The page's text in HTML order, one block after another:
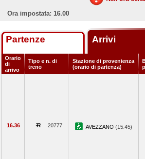
Ora impostata: 16.00
Partenze Arrivi
Orario
di
arrivo
Tipo e n. di
treno
Stazione di provenienza
(orario di partenza)
16.36 20777 AVEZZANO (15.45)